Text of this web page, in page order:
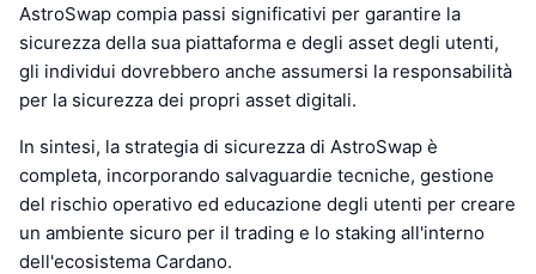
AstroSwap compia passi significativi per garantire la
sicurezza della sua piattaforma e degli asset degli utenti,
gli individui dovrebbero anche assumersi la responsabilità
per la sicurezza dei propri asset digitali.
In sintesi, la strategia di sicurezza di AstroSwap è
completa, incorporando salvaguardie tecniche, gestione
del rischio operativo ed educazione degli utenti per creare
un ambiente sicuro per il trading e lo staking all'interno
dell'ecosistema Cardano.